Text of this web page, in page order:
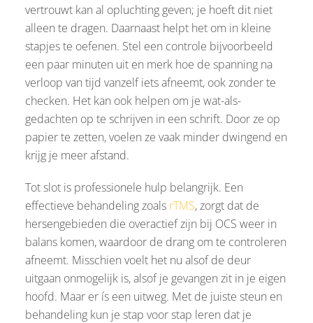
vertrouwt kan al opluchting geven; je hoeft dit niet
alleen te dragen. Daarnaast helpt het om in kleine
stapjes te oefenen. Stel een controle bijvoorbeeld
een paar minuten uit en merk hoe de spanning na
verloop van tijd vanzelf iets afneemt, ook zonder te
checken. Het kan ook helpen om je wat-als-
gedachten op te schrijven in een schrift. Door ze op
papier te zetten, voelen ze vaak minder dwingend en
krijg je meer afstand.
Tot slot is professionele hulp belangrijk. Een
effectieve behandeling zoals rTMS, zorgt dat de
hersengebieden die overactief zijn bij OCS weer in
balans komen, waardoor de drang om te controleren
afneemt. Misschien voelt het nu alsof de deur
uitgaan onmogelijk is, alsof je gevangen zit in je eigen
hoofd. Maar er ís een uitweg. Met de juiste steun en
behandeling kun je stap voor stap leren dat je